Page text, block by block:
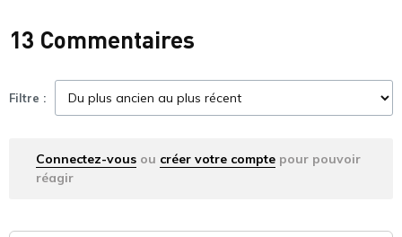
13 Commentaires
Filtre :
Connectez-vous ou créer votre compte pour pouvoir
réagir